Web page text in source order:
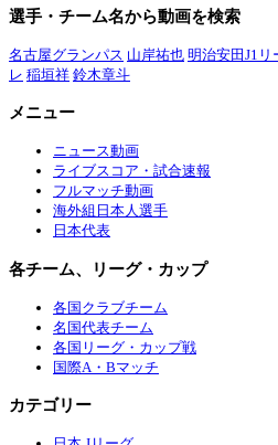
選手・チーム名から動画を検索
名古屋グランパス 山岸祐也 明治安田J1リ
レ 稲垣祥 鈴木章斗
メニュー
ニュース動画
ライブスコア・試合速報
フルマッチ動画
海外組日本人選手
日本代表
各チーム、リーグ・カップ
各国クラブチーム
名国代表チーム
各国リーグ・カップ戦
国際A・Bマッチ
カテゴリー